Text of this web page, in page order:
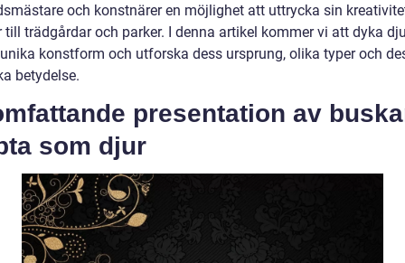
och konstnärer en möjlighet att uttrycka sin
till trädgårdar och parker. I denna artikel kommer vi att dyka
konstform och utforska dess ursprung, olika typer och
betydelse.
presentation av
som djur